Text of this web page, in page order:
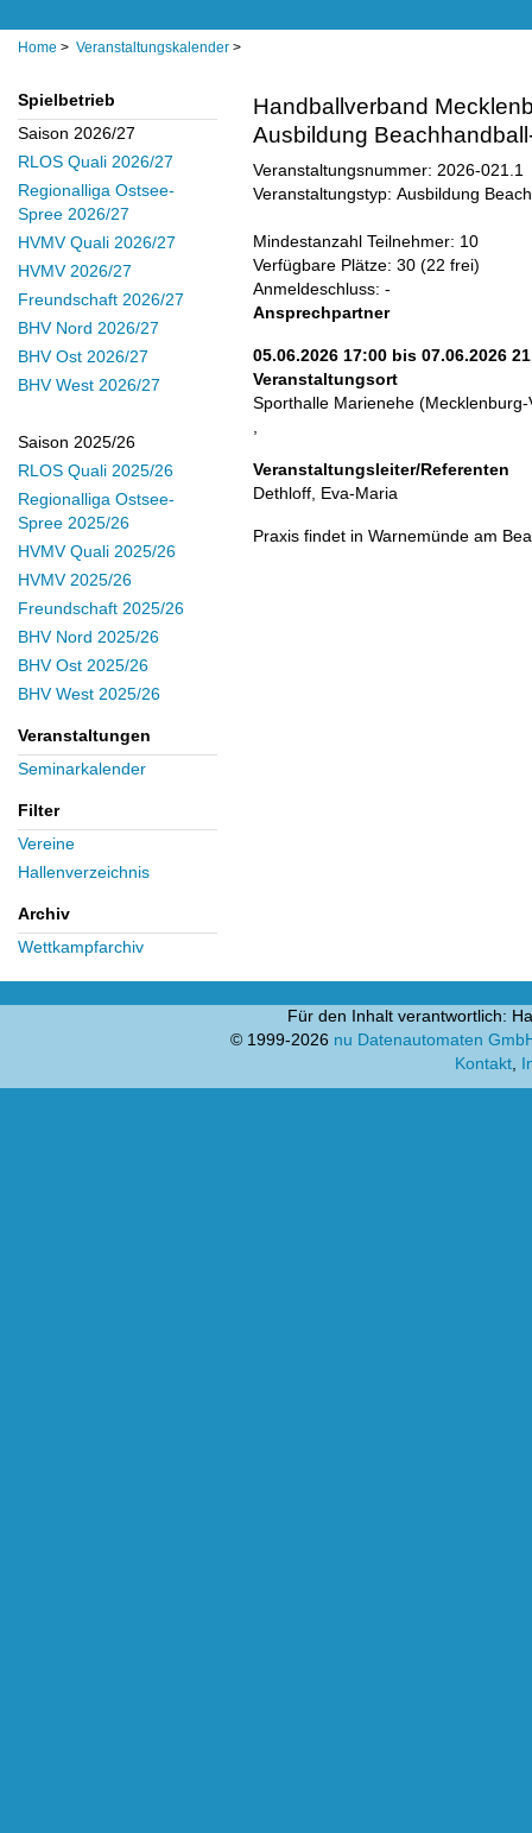
Home > Veranstaltungskalender >
Spielbetrieb
Saison 2026/27
RLOS Quali 2026/27
Regionalliga Ostsee-
Spree 2026/27
HVMV Quali 2026/27
HVMV 2026/27
Freundschaft 2026/27
BHV Nord 2026/27
BHV Ost 2026/27
BHV West 2026/27
Saison 2025/26
RLOS Quali 2025/26
Regionalliga Ostsee-
Spree 2025/26
HVMV Quali 2025/26
HVMV 2025/26
Freundschaft 2025/26
BHV Nord 2025/26
BHV Ost 2025/26
BHV West 2025/26
Veranstaltungen
Seminarkalender
Filter
Vereine
Hallenverzeichnis
Archiv
Wettkampfarchiv
Handballverband
Ausbildung
Veranstaltungsnummer: 2026-021.1
Veranstaltungstyp: Ausbildung
Mindestanzahl Teilnehmer: 10
Verfügbare Plätze: 30 (22 frei)
Anmeldeschluss: -
Ansprechpartner
05.06.2026 17:00 bis 07.06.2026
Veranstaltungsort
Sporthalle Marienehe
,
Veranstaltungsleiter/Referenten
Dethloff, Eva-Maria
Praxis findet in Warnemünde am
Für den Inhalt verantwortlich:
© 1999-2026 nu Datenautomaten
Kontakt,